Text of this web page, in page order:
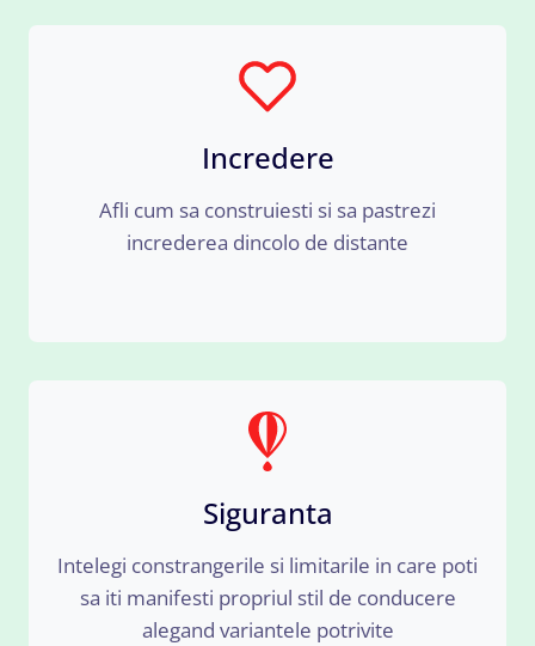
Incredere
Afli cum sa construiesti si sa pastrezi
increderea dincolo de distante
Siguranta
Intelegi constrangerile si limitarile in care poti
sa iti manifesti propriul stil de conducere
alegand variantele potrivite